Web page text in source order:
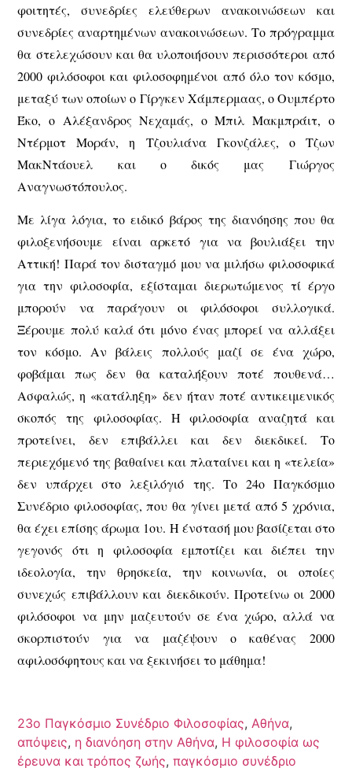
φοιτητές, συνεδρίες ελεύθερων ανακοινώσεων και
συνεδρίες αναρτημένων ανακοινώσεων. Το πρόγραμμα
θα στελεχώσουν και θα υλοποιήσουν περισσότεροι από
2000 φιλόσοφοι και φιλοσοφημένοι από όλο τον κόσμο,
μεταξύ των οποίων ο Γίργκεν Χάμπερμαας, ο Ουμπέρτο
Έκο, ο Αλέξανδρος Νεχαμάς, ο Μπιλ Μακμπράιτ, ο
Ντέρμοτ Μοράν, η Τζουλιάνα Γκονζάλες, ο Τζων
ΜακΝτάουελ και ο δικός μας Γιώργος
Αναγνωστόπουλος.
Με λίγα λόγια, το ειδικό βάρος της διανόησης που θα
φιλοξενήσουμε είναι αρκετό για να βουλιάξει την
Αττική! Παρά τον δισταγμό μου να μιλήσω φιλοσοφικά
για την φιλοσοφία, εξίσταμαι διερωτώμενος τί έργο
μπορούν να παράγουν οι φιλόσοφοι συλλογικά.
Ξέρουμε πολύ καλά ότι μόνο ένας μπορεί να αλλάξει
τον κόσμο. Αν βάλεις πολλούς μαζί σε ένα χώρο,
φοβάμαι πως δεν θα καταλήξουν ποτέ πουθενά…
Ασφαλώς, η «κατάληξη» δεν ήταν ποτέ αντικειμενικός
σκοπός της φιλοσοφίας. Η φιλοσοφία αναζητά και
προτείνει, δεν επιβάλλει και δεν διεκδικεί. Το
περιεχόμενό της βαθαίνει και πλαταίνει και η «τελεία»
δεν υπάρχει στο λεξιλόγιό της. Το 24ο Παγκόσμιο
Συνέδριο φιλοσοφίας, που θα γίνει μετά από 5 χρόνια,
θα έχει επίσης άρωμα 1ου. Η ένστασή μου βασίζεται στο
γεγονός ότι η φιλοσοφία εμποτίζει και διέπει την
ιδεολογία, την θρησκεία, την κοινωνία, οι οποίες
συνεχώς επιβάλλουν και διεκδικούν. Προτείνω οι 2000
φιλόσοφοι να μην μαζευτούν σε ένα χώρο, αλλά να
σκορπιστούν για να μαζέψουν ο καθένας 2000
αφιλοσόφητους και να ξεκινήσει το μάθημα!
23ο Παγκόσμιο Συνέδριο Φιλοσοφίας,Αθήνα,
απόψεις, η διανόηση στην Αθήνα, Η φιλοσοφία ως
έρευνα και τρόπος ζωής,παγκόσμιο συνέδριο